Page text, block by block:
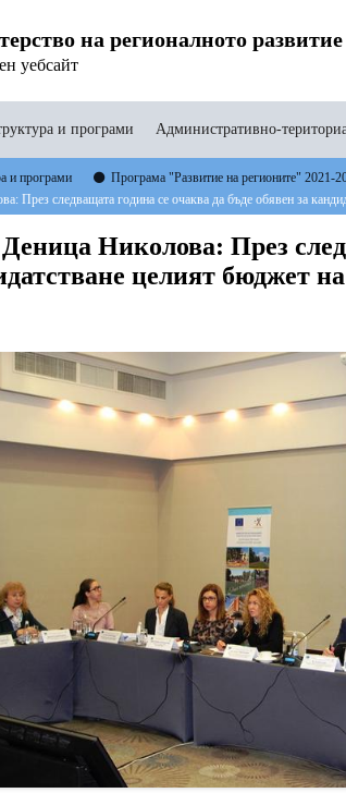
на регионалното развитие
уебсайт
и програми Административно-
и програми Програма "Развитие на регионите" 2021-
През следващата година се очаква да бъде обявен за
Николова: През
целият бюджет